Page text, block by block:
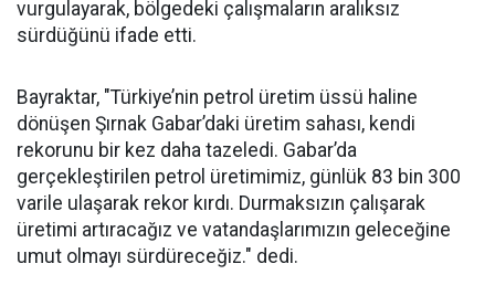
vurgulayarak, bölgedeki çalışmaların aralıksız
sürdüğünü ifade etti.
Bayraktar, "Türkiye’nin petrol üretim üssü haline
dönüşen Şırnak Gabar’daki üretim sahası, kendi
rekorunu bir kez daha tazeledi. Gabar’da
gerçekleştirilen petrol üretimimiz, günlük 83 bin 300
varile ulaşarak rekor kırdı. Durmaksızın çalışarak
üretimi artıracağız ve vatandaşlarımızın geleceğine
umut olmayı sürdüreceğiz." dedi.